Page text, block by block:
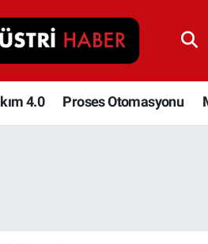
4.0 Proses Otomasyonu